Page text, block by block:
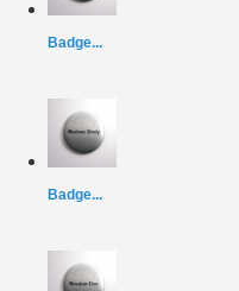
Badge...
Badge...